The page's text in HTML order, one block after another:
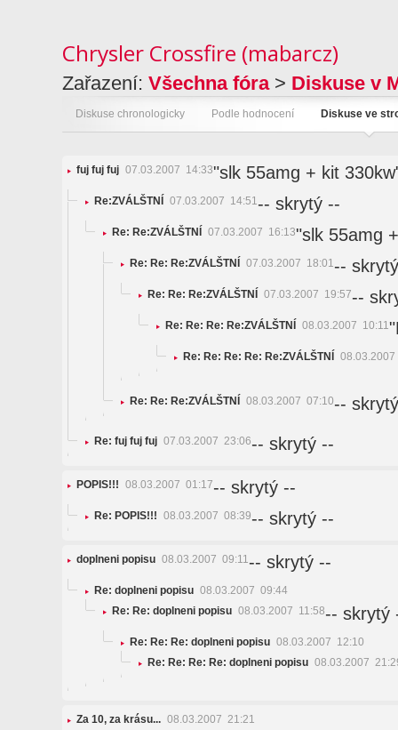
Chrysler Crossfire (mabarcz)
Zařazení: Všechna fóra> Diskuse v
Diskuse chronologicky Podle hodnocení Diskuse ve
fuj fuj fuj 07.03.2007 14:33"slk 55amg + kit
Re:ZVÁLŠTNÍ 07.03.2007 14:51-- skrytý --
Re: Re:ZVÁLŠTNÍ 07.03.2007 16:13"slk 55amg
Re: Re: Re:ZVÁLŠTNÍ 07.03.2007 18:01--
Re: Re: Re:ZVÁLŠTNÍ 07.03.2007 19:57--
Re: Re: Re: Re:ZVÁLŠTNÍ 08.03.2007 10:11
Re: Re: Re: Re: Re:ZVÁLŠTNÍ
Re: Re: Re:ZVÁLŠTNÍ 08.03.2007 07:10--
Re: fuj fuj fuj 07.03.2007 23:06-- skrytý --
POPIS!!! 08.03.2007 01:17-- skrytý --
Re: POPIS!!! 08.03.2007 08:39-- skrytý --
doplneni popisu 08.03.2007 09:11-- skrytý --
Re: doplneni popisu 08.03.2007 09:44
Re: Re: doplneni popisu 08.03.2007 11:58-- skrytý
Re: Re: Re: doplneni popisu 08.03.2007 12:10
Re: Re: Re: Re: doplneni popisu 08.03.2007
Za 10, za krásu... 08.03.2007 21:21